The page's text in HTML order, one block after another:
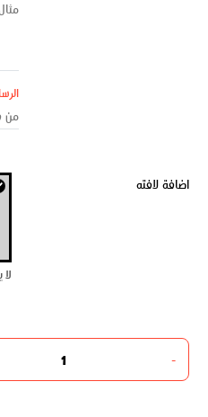
اضافة لافته
-